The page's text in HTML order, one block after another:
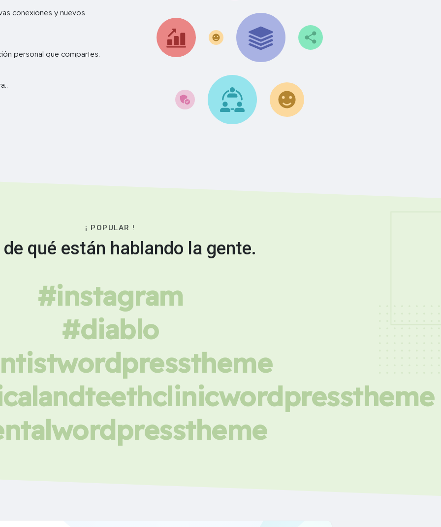
conexiones y nuevos
personal que compartes.
¡ POPULAR !
qué están hablando la gente.
#instagram
#diablo